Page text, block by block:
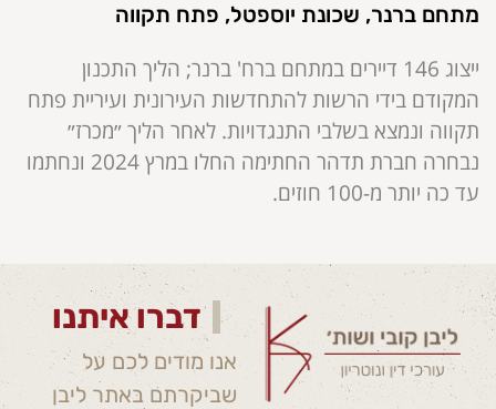
מתחם ברנר, שכונת יוספטל, פתח תקווה
ייצוג 146 דיירים במתחם ברח' ברנר;
הליך התכנון
המקודם בידי הרשות להתחדשות העירונית ועיריית פתח
תקווה ונמצא בשלבי התנגדויות. לאחר הליך ״מכרז״
נבחרה חברת תדהר החתימה החלו במרץ 2024 ונחתמו
עד כה יותר מ-100 חוזים.
דברו איתנו
אנו מודים לכם על
שביקרתם באתר ליבן